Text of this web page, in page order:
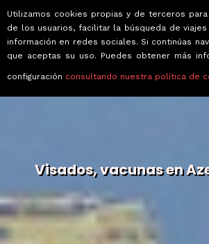
Visados, vacunas en
Utilizamos cookies propias y de terceros para
de los usuarios, facilitar la búsqueda de
información en redes sociales. Si continúas
que aceptas su uso. Puedes obtener más
configuración consultando nuestra política de